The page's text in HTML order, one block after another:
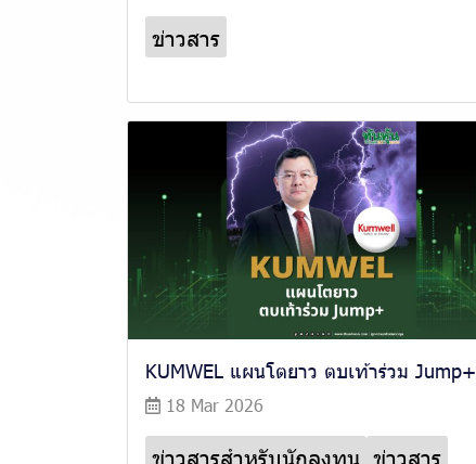
ข่าวสาร
KUMWEL แผนโตยาว ตบเท้าร่วม Jump+
18 Mar 2026
ข่าวสารสำหรับนักลงทุน ข่าวสาร